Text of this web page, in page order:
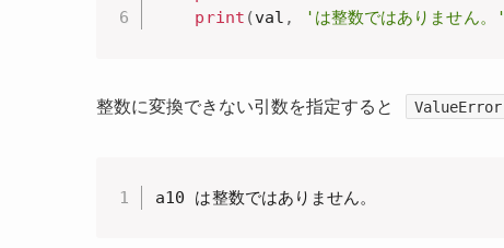
print (val , 'は整数ではありません。'
整数に変換できない引数を指定すると ValueError
a10 は整数ではありません。